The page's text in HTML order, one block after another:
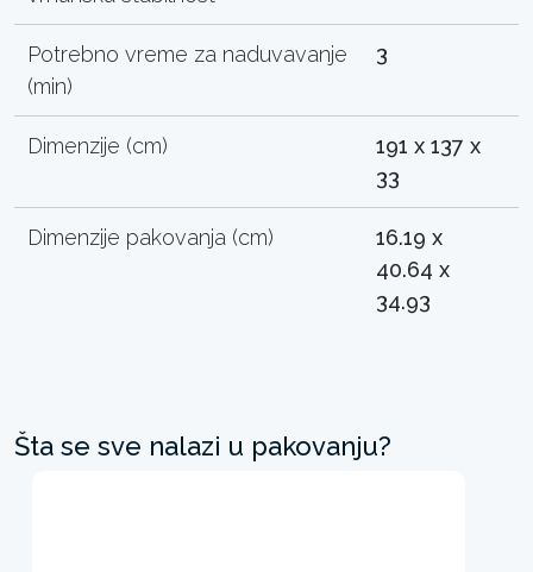
Potrebno vreme za naduvavanje
(min)
3
Dimenzije (cm)
191 x 137 x
33
Dimenzije pakovanja (cm)
16.19 x
40.64 x
34.93
Šta se sve nalazi u pakovanju?